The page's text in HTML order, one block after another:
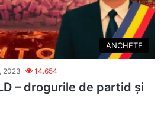
ANCHETE
2023 14.654
– drogurile de partid și